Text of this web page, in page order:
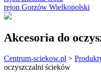
rejon Gorzów Wielkopolski
Akcesoria do
Centrum-sciekow.pl >
oczyszczalni ścieków